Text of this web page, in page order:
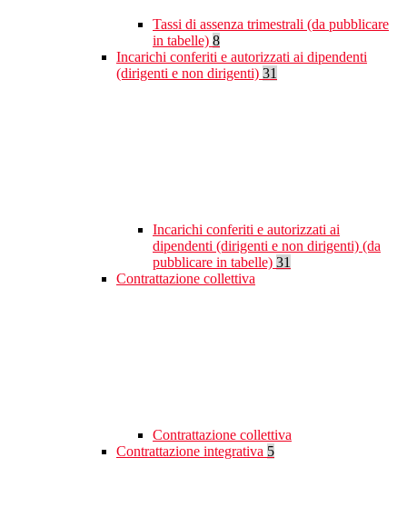
Tassi di assenza trimestrali (da pubblicare
in tabelle) 8
Incarichi conferiti e autorizzati ai dipendenti
(dirigenti e non dirigenti) 31
Incarichi conferiti e autorizzati ai
dipendenti (dirigenti e non dirigenti) (da
pubblicare in tabelle) 31
Contrattazione collettiva
Contrattazione collettiva
Contrattazione integrativa 5